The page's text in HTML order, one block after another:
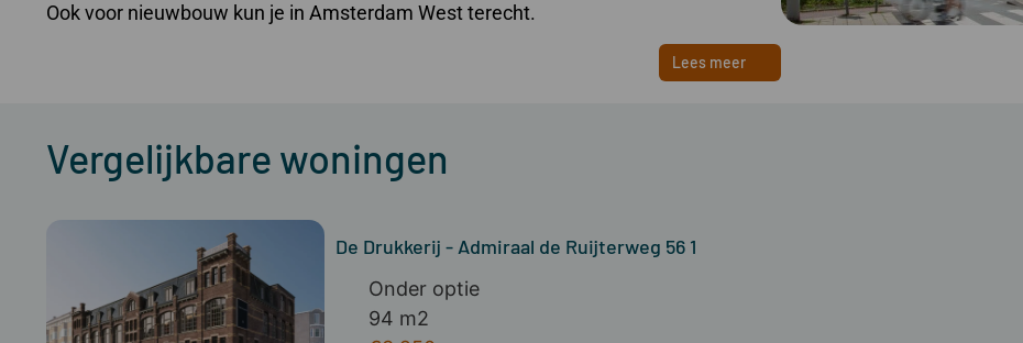
Ook voor nieuwbouw kun je in Amsterdam West terecht.
Lees meer
Vergelijkbare woningen
De Drukkerij - Admiraal de Ruijterweg 56 1
Onder optie
94 m2